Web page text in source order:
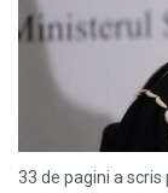
33 de pagini a scris